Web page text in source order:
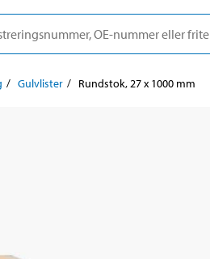
Gulvlister Rundstok, 27 x 1000 mm